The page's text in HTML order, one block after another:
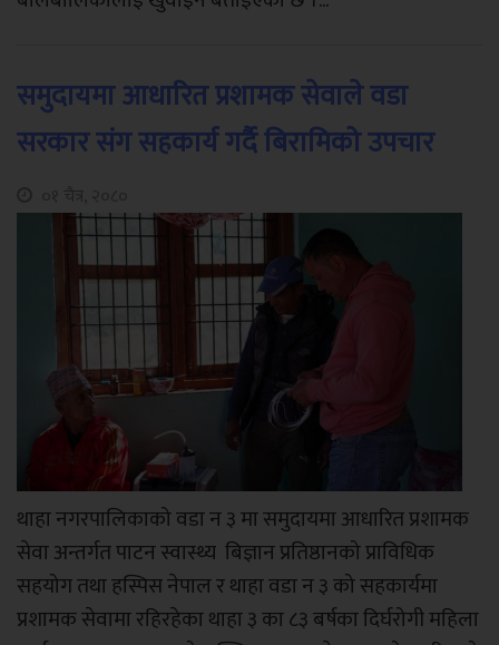
समुदायमा आधारित प्रशामक सेवाले वडा
सरकार संग सहकार्य गर्दै बिरामिको उपचार
थाहा नगरपालिकाको वडा न ३ मा समुदायमा आधारित प्रशामक
सेवा अन्तर्गत पाटन स्वास्थ्य बिज्ञान प्रतिष्ठानको प्राविधिक
सहयोग तथा हस्पिस नेपाल र थाहा वडा न ३ को सहकार्यमा
प्रशामक सेवामा रहिरहेका थाहा ३ का ८३ बर्षका दिर्घरोगी महिला